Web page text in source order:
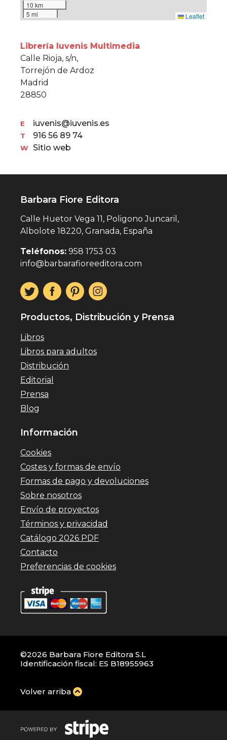
10 km
5 mi
Leaflet
Librería Iuvenis Multimedia
Calle Rioja, s/n,
Torrejón de Ardoz
Madrid
28850
E iuvenis@iuvenis.es
T 916 56 89 74
W Sitio web
Barbara Fiore Editora
Calle Huetor Vega 11, Poligono Juncaril,
Albolote 18220, Granada, España
Teléfonos: 958 1753 03
info@barbarafioreeditora.com
Productos, Distribución y Prensa
Libros
Libros para adultos
Distribución
Editorial
Prensa
Blog
Información
Cookies
Costes y formas de envío
Formas de pago y devoluciones
Sobre nosotros
Envío de proyectos
Términos y privacidad
Catálogo 2026 PDF
Contacto
Preferencias de cookies
©2026 Barbara Fiore Editora S.L
Identificación fiscal: ES B18955963
Volver arriba